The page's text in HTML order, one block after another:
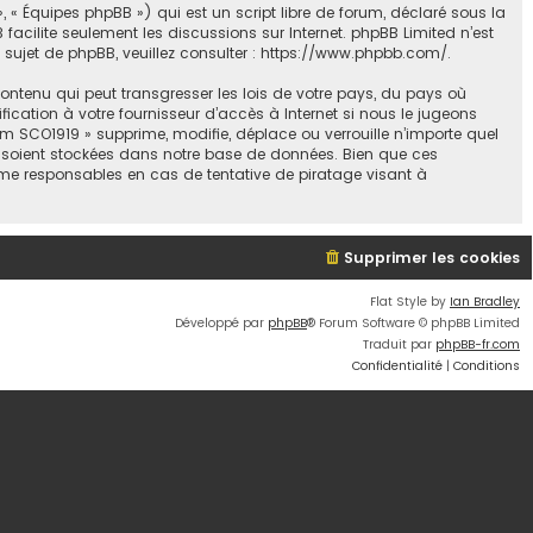
« Équipes phpBB ») qui est un script libre de forum, déclaré sous la
facilite seulement les discussions sur Internet. phpBB Limited n’est
de phpBB, veuillez consulter : https://www.phpbb.com/.
qui peut transgresser les lois de votre pays, du pays où
à votre fournisseur d’accès à Internet si nous le jugeons
» supprime, modifie, déplace ou verrouille n’importe quel
stockées dans notre base de données. Bien que ces
responsables en cas de tentative de piratage visant à
Supprimer les cookies
Flat Style by Ian Bradley
Développé par phpBB® Forum Software © phpBB Limited
Traduit par phpBB-fr.com
Confidentialité | Conditions